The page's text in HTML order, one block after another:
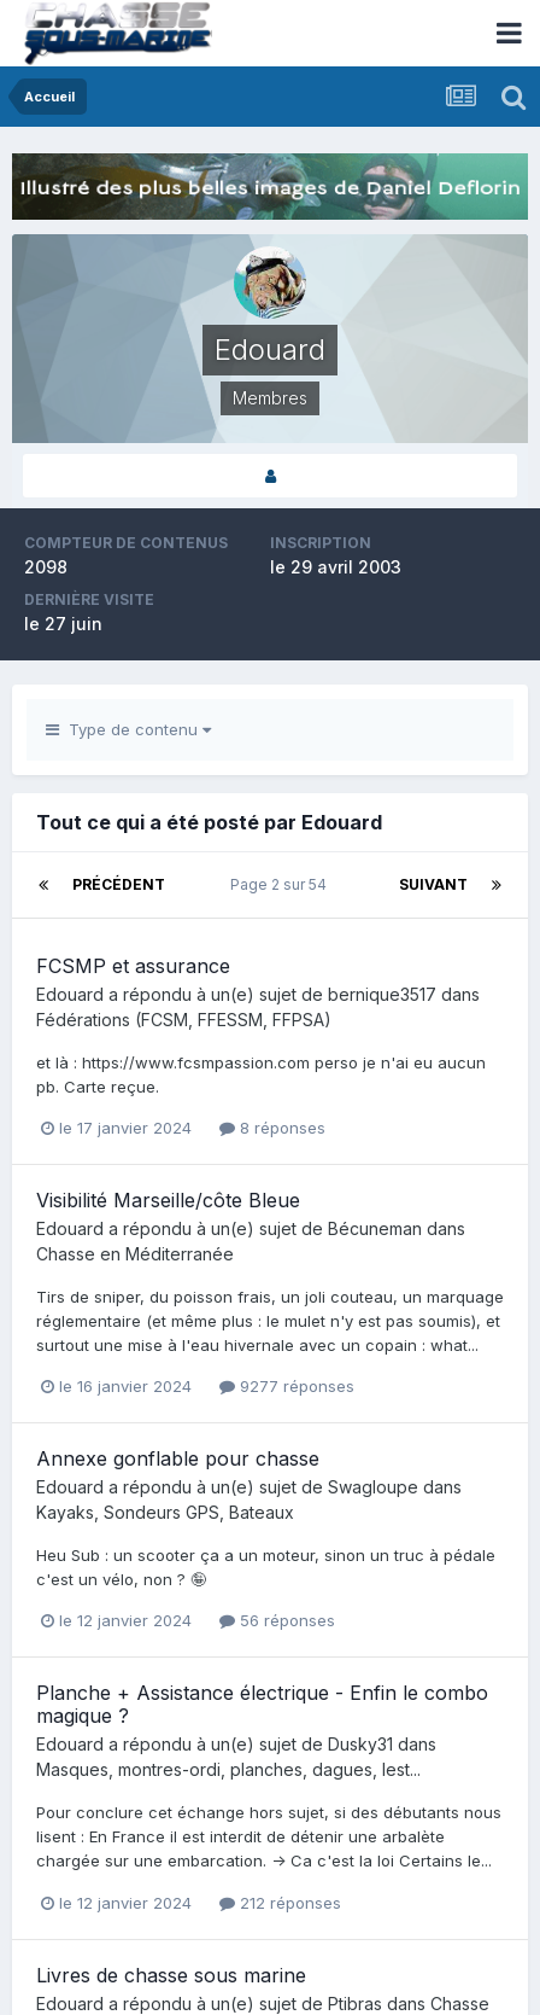
Accueil
Edouard
Membres
COMPTEUR DE CONTENUS
2098
INSCRIPTION
le 29 avril 2003
DERNIÈRE VISITE
le 27 juin
Type de contenu
Tout ce qui a été posté par Edouard
PRÉCÉDENT SUIVANT
Page 2 sur 54
FCSMP et assurance
Edouard a répondu à un(e) sujet de bernique3517 dans
Fédérations (FCSM, FFESSM, FFPSA)
et là : https://www.fcsmpassion.com perso je n'ai eu aucun
pb. Carte reçue.
le 17 janvier 2024 8 réponses
Visibilité Marseille/côte Bleue
Edouard a répondu à un(e) sujet de Bécuneman dans
Chasse en Méditerranée
Tirs de sniper, du poisson frais, un joli couteau, un marquage
réglementaire (et même plus : le mulet n'y est pas soumis), et
surtout une mise à l'eau hivernale avec un copain : what...
le 16 janvier 2024 9277 réponses
Annexe gonflable pour chasse
Edouard a répondu à un(e) sujet de Swagloupe dans
Kayaks, Sondeurs GPS, Bateaux
Heu Sub : un scooter ça a un moteur, sinon un truc à pédale
c'est un vélo, non ? 🤪
le 12 janvier 2024 56 réponses
Planche + Assistance électrique - Enfin le combo
magique ?
Edouard a répondu à un(e) sujet de Dusky31 dans
Masques, montres-ordi, planches, dagues, lest...
Pour conclure cet échange hors sujet, si des débutants nous
lisent : En France il est interdit de détenir une arbalète
chargée sur une embarcation. -> Ca c'est la loi Certains le...
le 12 janvier 2024 212 réponses
Livres de chasse sous marine
Edouard a répondu à un(e) sujet de Ptibras dans Chasse